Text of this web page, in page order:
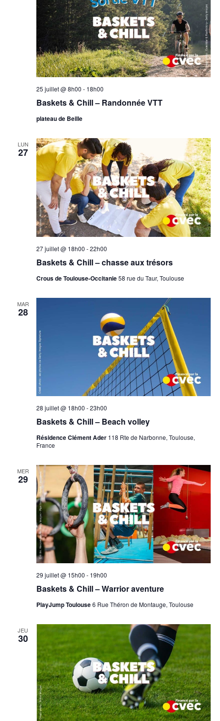
Baskets & Chill – Randonnée VTT
25 juillet @ 8h00 - 18h00
plateau de Beille
LUN
27
Baskets & Chill – chasse aux trésors
27 juillet @ 18h00 -22h00
Crous de Toulouse-Occitanie58 rue du Taur, Toulouse
MAR
28
Baskets & Chill – Beach volley
28 juillet @ 18h00 -23h00
Résidence Clément Ader 118 Rte de Narbonne, Toulouse,
France
MER
29
Baskets & Chill – Warrior aventure
29 juillet @ 15h00 - 19h00
PlayJump Toulouse6 Rue Théron de Montauge, Toulouse
JEU
30